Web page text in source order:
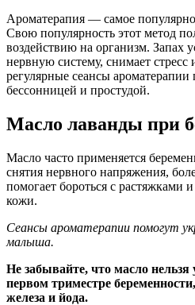
Ароматерапия — самое
Свою популярность этот метод
воздействию на организм. Запах
нервную систему, снимает
регулярные сеансы
бессонницей и простудой.
Масло лаванды при
Масло часто применяется
снятия нервного напряжения,
помогает бороться с растяжками
кожи.
Сеансы ароматерапии помогут
малыша.
Не забывайте, что масло нельзя
первом триместре
железа и йода.